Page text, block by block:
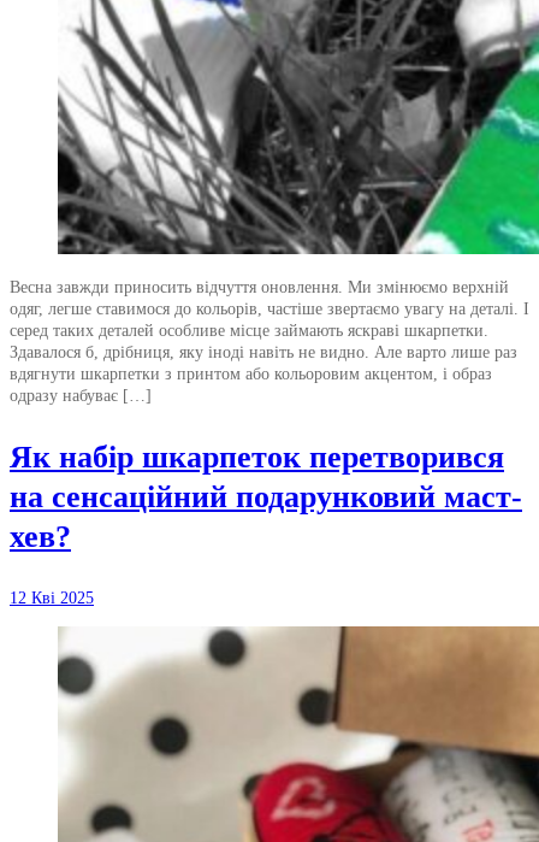
Весна завжди приносить відчуття оновлення. Ми змінюємо верхній
одяг, легше ставимося до кольорів, частіше звертаємо увагу на деталі. І
серед таких деталей особливе місце займають яскраві шкарпетки.
Здавалося б, дрібниця, яку іноді навіть не видно. Але варто лише раз
вдягнути шкарпетки з принтом або кольоровим акцентом, і образ
одразу набуває […]
Як набір шкарпеток перетворився
на сенсаційний подарунковий маст-
хев?
12 Кві 2025